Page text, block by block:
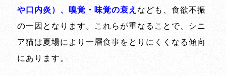
や口内炎）、嗅覚・味覚の衰え なども、食欲不振
の一因となります。これらが重なることで、シニ
ア猫は夏場により一層食事をとりにくくなる傾向
にあります。